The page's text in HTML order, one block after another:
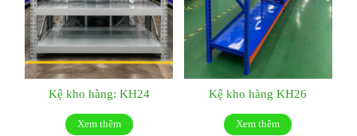
Kệ kho hàng: KH24
Xem thêm
Kệ kho hàng KH26
Xem thêm